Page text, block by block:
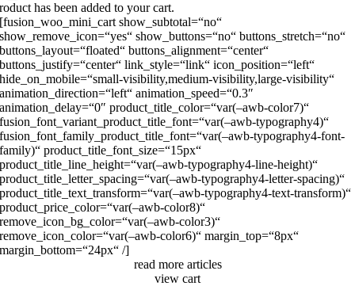
has been added to your cart.
[fusion_woo_mini_cart show_subtotal=“no“
show_remove_icon=“yes“ show_buttons=“no“ buttons_stretch=“no“
buttons_layout=“floated“ buttons_alignment=“center“
buttons_justify=“center“ link_style=“link“ icon_position=“left“
hide_on_mobile=“small-visibility,medium-visibility,large-visibility“
animation_direction=“left“ animation_speed=“0.3″
animation_delay=“0″ product_title_color=“var(–awb-color7)“
fusion_font_variant_product_title_font=“var(–awb-typography4)“
fusion_font_family_product_title_font=“var(–awb-typography4-font-
family)“ product_title_font_size=“15px“
product_title_line_height=“var(–awb-typography4-line-height)“
product_title_letter_spacing=“var(–awb-typography4-letter-spacing)“
product_title_text_transform=“var(–awb-typography4-text-transform)“
product_price_color=“var(–awb-color8)“
remove_icon_bg_color=“var(–awb-color3)“
remove_icon_color=“var(–awb-color6)“ margin_top=“8px“
margin_bottom=“24px“ /]
read more articles
view cart